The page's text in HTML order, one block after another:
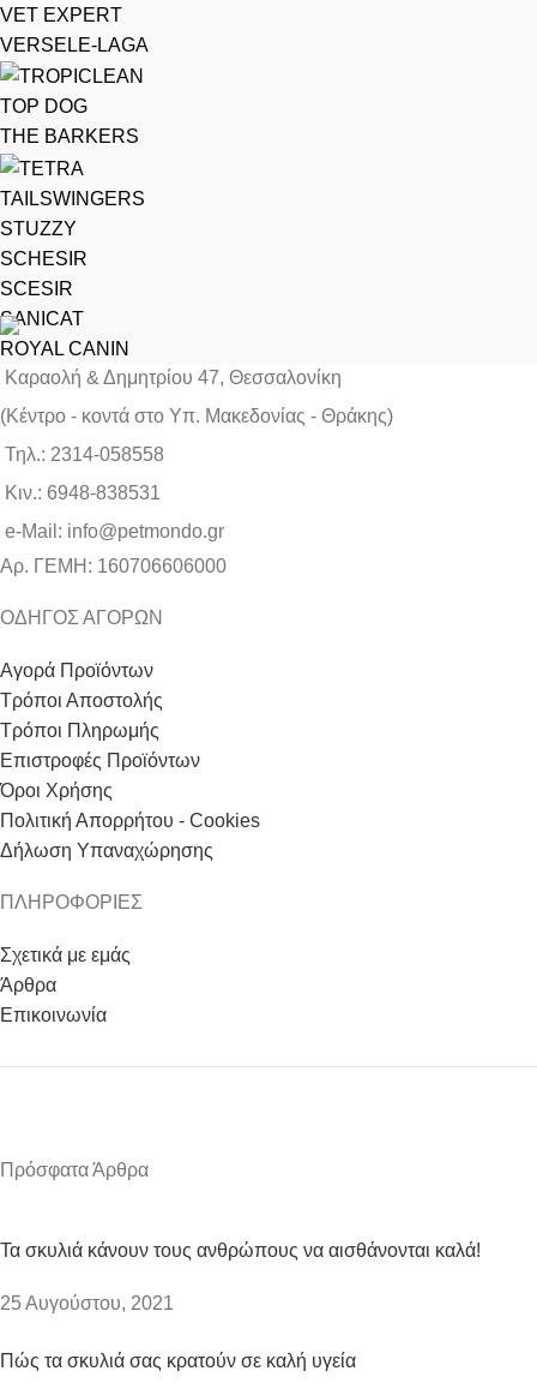
VET EXPERT
VERSELE-LAGA
TOP DOG
THE BARKERS
TAILSWINGERS
STUZZY
SCHESIR
SCESIR
SANICAT
ROYAL CANIN
Καραολή & Δημητρίου 47, Θεσσαλονίκη
(Kέντρο - κοντά στο Yπ. Μακεδονίας - Θράκης)
Τηλ.: 2314-058558
Κιν.: 6948-838531
e-Mail: info@petmondo.gr
Aρ. ΓΕΜΗ: 160706606000
ΟΔΗΓΟΣ ΑΓΟΡΩΝ
Αγορά Προϊόντων
Τρόποι Αποστολής
Τρόποι Πληρωμής
Επιστροφές Προϊόντων
Όροι Χρήσης
Πολιτική Απορρήτου - Cookies
Δήλωση Υπαναχώρησης
ΠΛΗΡΟΦΟΡΙΕΣ
Σχετικά με εμάς
Άρθρα
Επικοινωνία
Πρόσφατα Άρθρα
Τα σκυλιά κάνουν τους ανθρώπους να αισθάνονται καλά!
25 Αυγούστου, 2021
Πώς τα σκυλιά σας κρατούν σε καλή υγεία